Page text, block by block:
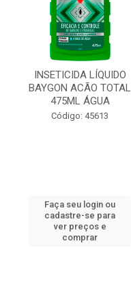
INSETICIDA LÍQUIDO
BAYGON ACÃO TOTAL
475ML ÁGUA
Código: 45613
Faça seu login ou
cadastre-se para
ver preços e
comprar